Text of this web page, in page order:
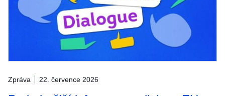
Zpráva 22. července 2026